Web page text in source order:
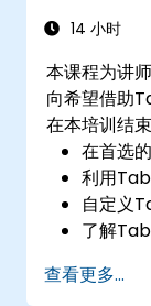
14 小时
本课程为讲
向希望借助
在本培训结
在首选
利用
自定义
了解
查看更多...